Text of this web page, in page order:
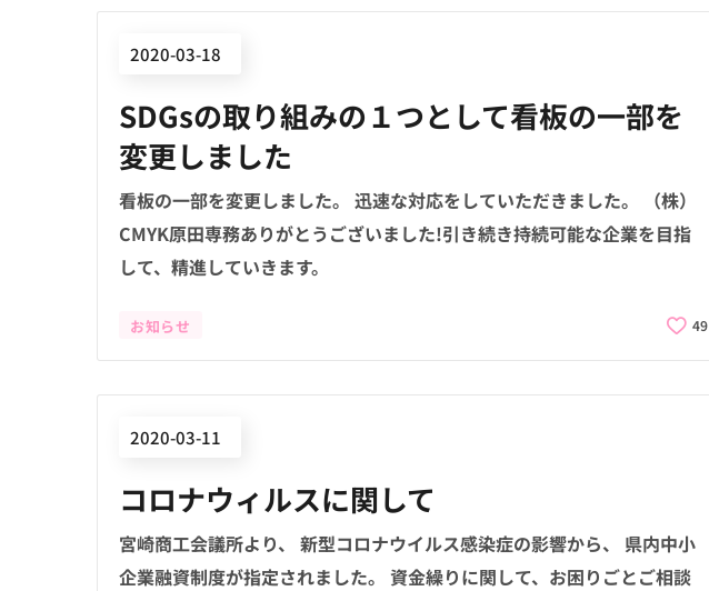
2020-03-18
SDGsの取り組みの１つとして看板の一部を
変更しました
看板の一部を変更しました。 迅速な対応をしていただきました。 （株）
CMYK原田専務ありがとうございました!引き続き持続可能な企業を目指
して、精進していきます。
お知らせ 49
2020-03-11
コロナウィルスに関して
宮崎商工会議所より、 新型コロナウイルス感染症の影響から、 県内中小
企業融資制度が指定されました。 資金繰りに関して、お困りごとご相談